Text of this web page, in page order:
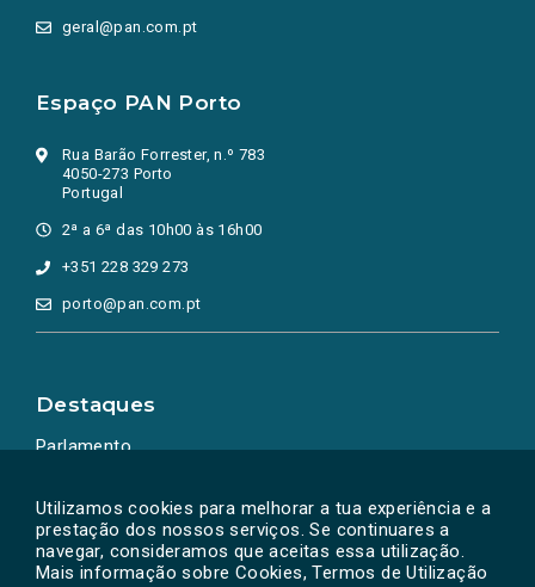
Utilizamos cookies para melhorar a tua experiência e a
prestação dos nossos serviços. Se continuares a
navegar, consideramos que aceitas essa utilização.
Mais informação sobre Cookies, Termos de Utilização
geral@pan.com.pt
Espaço PAN Porto
Rua Barão Forrester, n.º 783
4050-273 Porto
Portugal
2ª a 6ª das 10h00 às 16h00
+351 228 329 273
porto@pan.com.pt
Destaques
Parlamento